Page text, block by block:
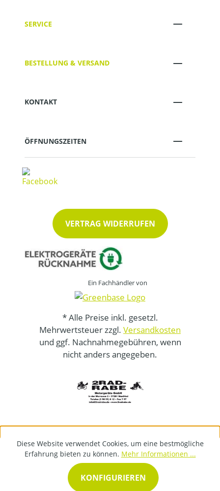
SERVICE
BESTELLUNG & VERSAND
KONTAKT
ÖFFNUNGSZEITEN
VERTRAG WIDERRUFEN
Ein Fachhändler von
* Alle Preise inkl. gesetzl.
Mehrwertsteuer zzgl. Versandkosten
und ggf. Nachnahmegebühren, wenn
nicht anders angegeben.
Diese Website verwendet Cookies, um eine bestmögliche
Erfahrung bieten zu können. Mehr Informationen ...
KONFIGURIEREN